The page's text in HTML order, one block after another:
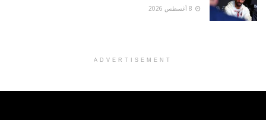
ADVERTISEMENT